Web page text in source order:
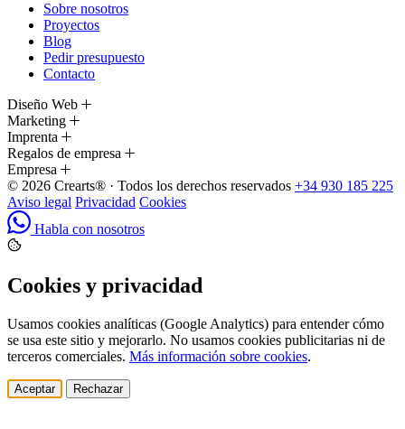
Sobre nosotros
Proyectos
Blog
Pedir presupuesto
Contacto
Diseño Web
Marketing
Imprenta
Regalos de empresa
Empresa
© 2026 Crearts® · Todos los derechos reservados +34 930 185 225
Aviso legal Privacidad Cookies
Habla con nosotros
Cookies y privacidad
Usamos cookies analíticas (Google Analytics) para entender cómo
se usa este sitio y mejorarlo. No usamos cookies publicitarias ni de
terceros comerciales. Más información sobre cookies.
Aceptar Rechazar